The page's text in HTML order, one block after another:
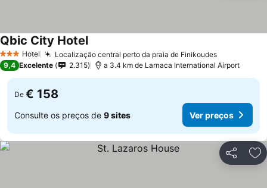
3 EstrelasHotel Localização central perto da praia de FinikoudesVer preços
Qbic City HotelVer preços
9,4 Excelente 2.315 a 3.4 km de Larnaca International Airport
De € 158
Consulte os preços de 9 sites Ver preços
Partilhar